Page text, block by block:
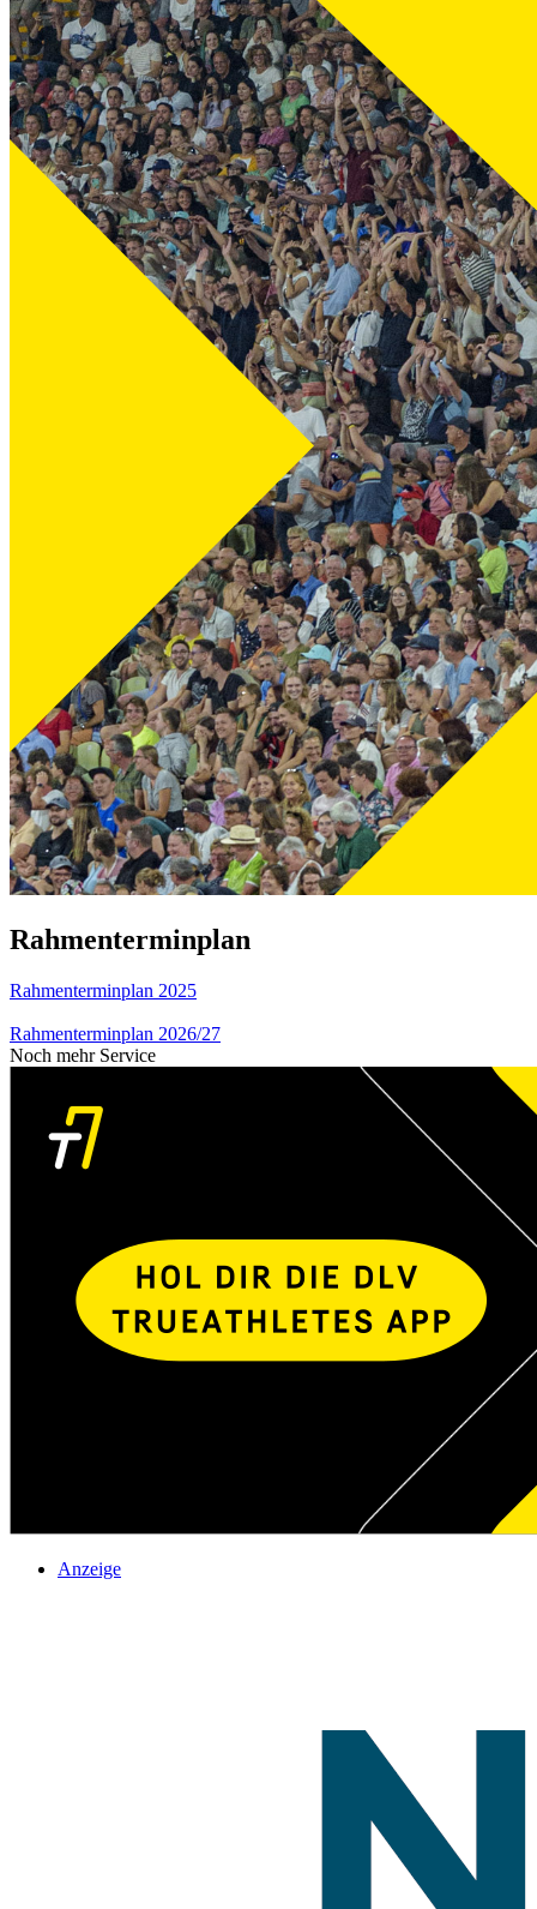
Rahmenterminplan
Rahmenterminplan 2025
Rahmenterminplan 2026/27
Noch mehr Service
Anzeige